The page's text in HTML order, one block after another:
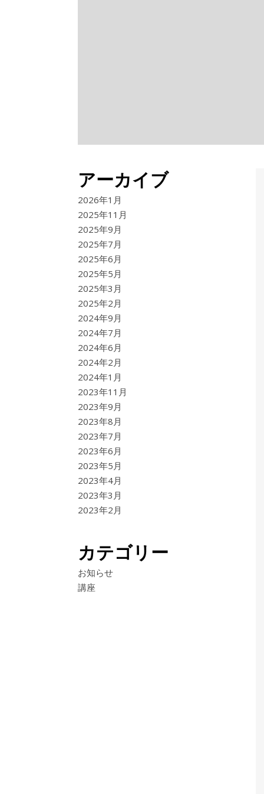
アーカイブ
2026年1月
2025年11月
2025年9月
2025年7月
2025年6月
2025年5月
2025年3月
2025年2月
2024年9月
2024年7月
2024年6月
2024年2月
2024年1月
2023年11月
2023年9月
2023年8月
2023年7月
2023年6月
2023年5月
2023年4月
2023年3月
2023年2月
カテゴリー
お知らせ
講座